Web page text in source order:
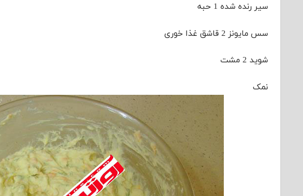
سیر رنده شده 1 حبه
سس مایونز 2 قاشق غذا خوری
شوید 2 مشت
نمک